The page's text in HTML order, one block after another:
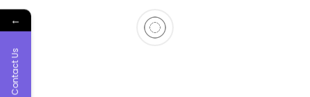
←
Contact Us